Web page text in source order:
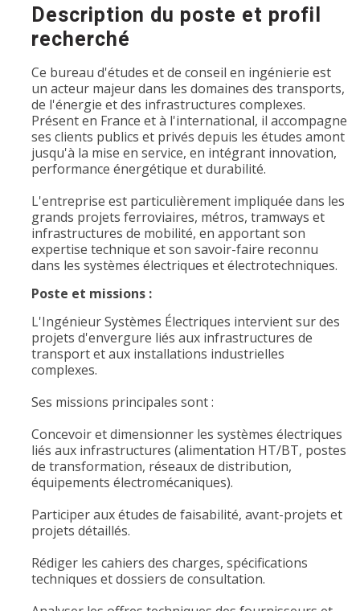
Description du poste et profil
recherché
Ce bureau d'études et de conseil en ingénierie est
un acteur majeur dans les domaines des transports,
de l'énergie et des infrastructures complexes.
Présent en France et à l'international, il accompagne
ses clients publics et privés depuis les études amont
jusqu'à la mise en service, en intégrant innovation,
performance énergétique et durabilité.
L'entreprise est particulièrement impliquée dans les
grands projets ferroviaires, métros, tramways et
infrastructures de mobilité, en apportant son
expertise technique et son savoir-faire reconnu
dans les systèmes électriques et électrotechniques.
Poste et missions :
L'Ingénieur Systèmes Électriques intervient sur des
projets d'envergure liés aux infrastructures de
transport et aux installations industrielles
complexes.
Ses missions principales sont :
Concevoir et dimensionner les systèmes électriques
liés aux infrastructures (alimentation HT/BT, postes
de transformation, réseaux de distribution,
équipements électromécaniques).
Participer aux études de faisabilité, avant-projets et
projets détaillés.
Rédiger les cahiers des charges, spécifications
techniques et dossiers de consultation.